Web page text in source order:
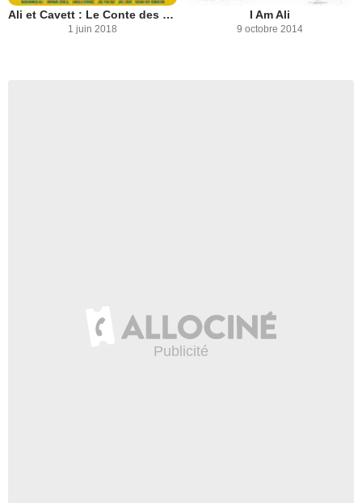
Ali et Cavett : Le Conte des Cassettes
1 juin 2018
I Am Ali
9 octobre 2014